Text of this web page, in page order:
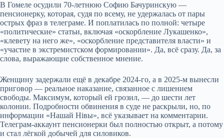
В Гомеле осудили 70-летнюю Софию Бачуринскую —
пенсионерку, которая, судя по всему, не удержалась от пары
острых фраз в телеграме. И поплатилась по полной: четыре
«политические» статьи, включая «оскорбление Лукашенко»,
«клевету на него же», «оскорбление представителя власти» и
«участие в экстремистском формировании». Да, всё сразу. Да, за
слова, выражающие собственное мнение.
Женщину задержали ещё в декабре 2024-го, а в 2025-м вынесли
приговор — реальное наказание, связанное с лишением
свободы. Максимум, который ей грозил, — до шести лет
колонии. Подробности обвинения в суде не раскрыли, но, по
информации «Нашай Нівы», всё указывает на комментарии.
Телеграм-аккаунт пенсионерки был полностью открыт, а потому
и стал лёгкой добычей для силовиков.